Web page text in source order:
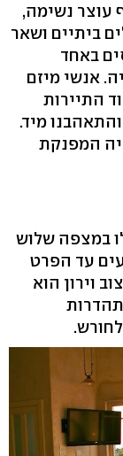
עוצר נשימה,
ביתיים ושאר
באחד
אנשי מיזם
התיירות
מיד.
המפנקת
במצפה שלוש
עד הפרט
וירון הוא